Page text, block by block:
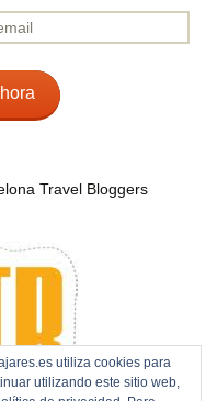
Travel Bloggers
utiliza cookies para
utilizando este sitio web,